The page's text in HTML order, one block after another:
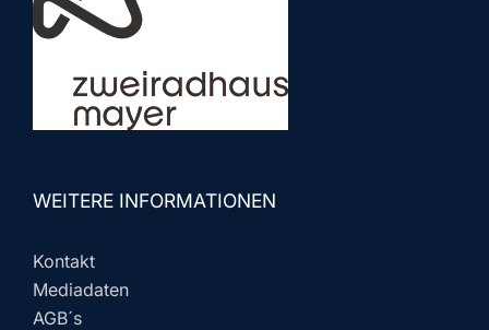
WEITERE INFORMATIONEN
Kontakt
Mediadaten
AGB´s